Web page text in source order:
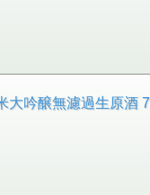
大吟醸無濾過生原酒